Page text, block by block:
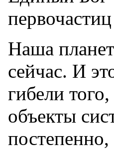
Наша
сейчас. И
гибели
объекты
постепенно,